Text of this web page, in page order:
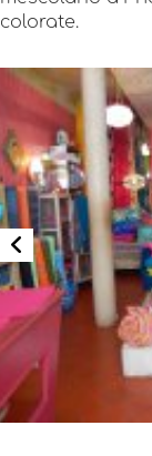
colorate.